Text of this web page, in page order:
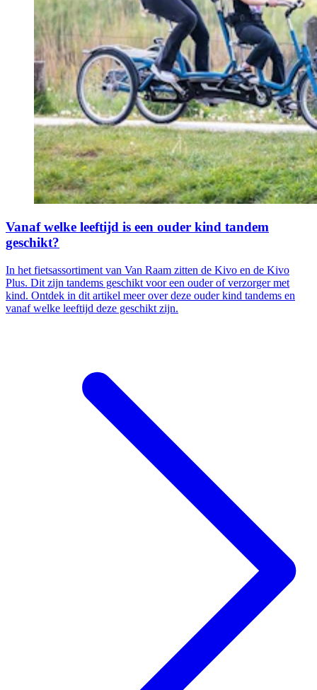
Vanaf welke leeftijd is een ouder kind tandem
geschikt?
In het fietsassortiment van Van Raam zitten de Kivo en de Kivo
Plus. Dit zijn tandems geschikt voor een ouder of verzorger met
kind. Ontdek in dit artikel meer over deze ouder kind tandems en
vanaf welke leeftijd deze geschikt zijn.